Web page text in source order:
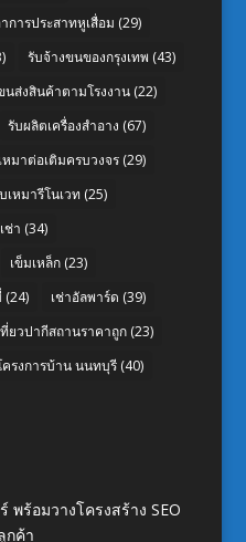
การประสาทหูเสื่อม (29)
รับจ้างขนของกรุงเทพ (43)
นส่งสินค้าตามโรงงาน(22)
รับผลิตเครื่องสำอาง (67)
หมาต่อเติมครบวงจร(29)
เหมารีโนเวท (25)
ช่า (34)
เข็มเหล็ก(23)
(24) เช่าอัลพาร์ด (39)
ที่ยวปากีสถานราคาถูก(23)
ครงการบ้าน นนทบุรี(40)
พร้อมวางโครงสร้าง SEO
กค้า